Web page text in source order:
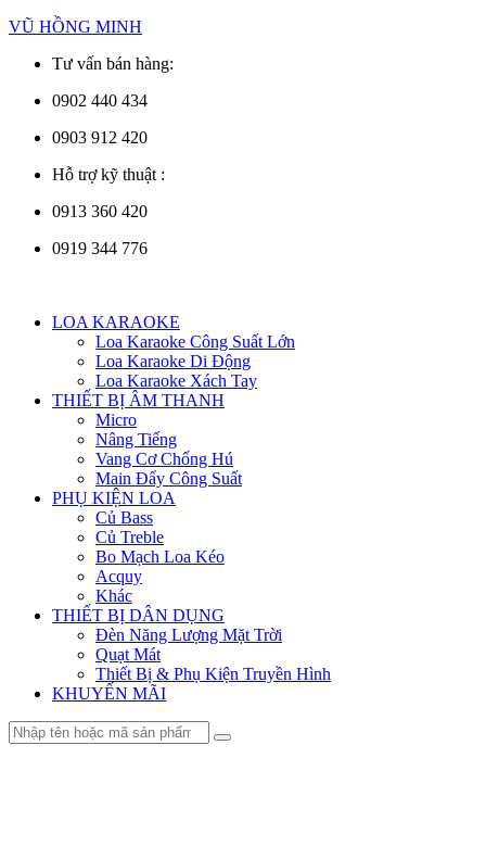
Skip
content
VŨ HỒNG MINH
Tư vấn bán hàng:
0902 440 434
0903 912 420
Hỗ trợ kỹ thuật :
0913 360 420
0919 344 776
Menu
LOA KARAOKE
Loa Karaoke Công Suất Lớn
Loa Karaoke Di Động
Loa Karaoke Xách Tay
THIẾT BỊ ÂM THANH
Micro
Nâng Tiếng
Vang Cơ Chống Hú
Main Đẩy Công Suất
PHỤ KIỆN LOA
Củ Bass
Củ Treble
Bo Mạch Loa Kéo
Acquy
Khác
THIẾT BỊ DÂN DỤNG
Đèn Năng Lượng Mặt Trời
Quạt Mát
Thiết Bị & Phụ Kiện Truyền Hình
KHUYẾN MÃI